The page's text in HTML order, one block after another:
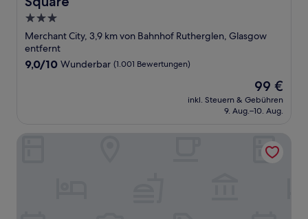
3.0-
Sterne-
Unterkunft
Merchant City, 3,9 km von Bahnhof Rutherglen, Glasgow
entfernt
9.0
9,0/10 Wunderbar (1.001 Bewertungen)
Der
Preis
beträgt
99 €
inkl. Steuern & Gebühren
9. Aug.–10. Aug.